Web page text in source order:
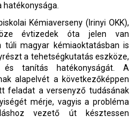
Kémiaverseny (Irinyi OKK),
évtizedek óta jelen van
túli magyar kémiaoktatásban is
a tehetségkutatás eszköze,
tanítás hatékonyságát. A
alapelvét a következőképpen
feladat a versenyző tudásának
mérje, vagyis a probléma
vezető út késztessen